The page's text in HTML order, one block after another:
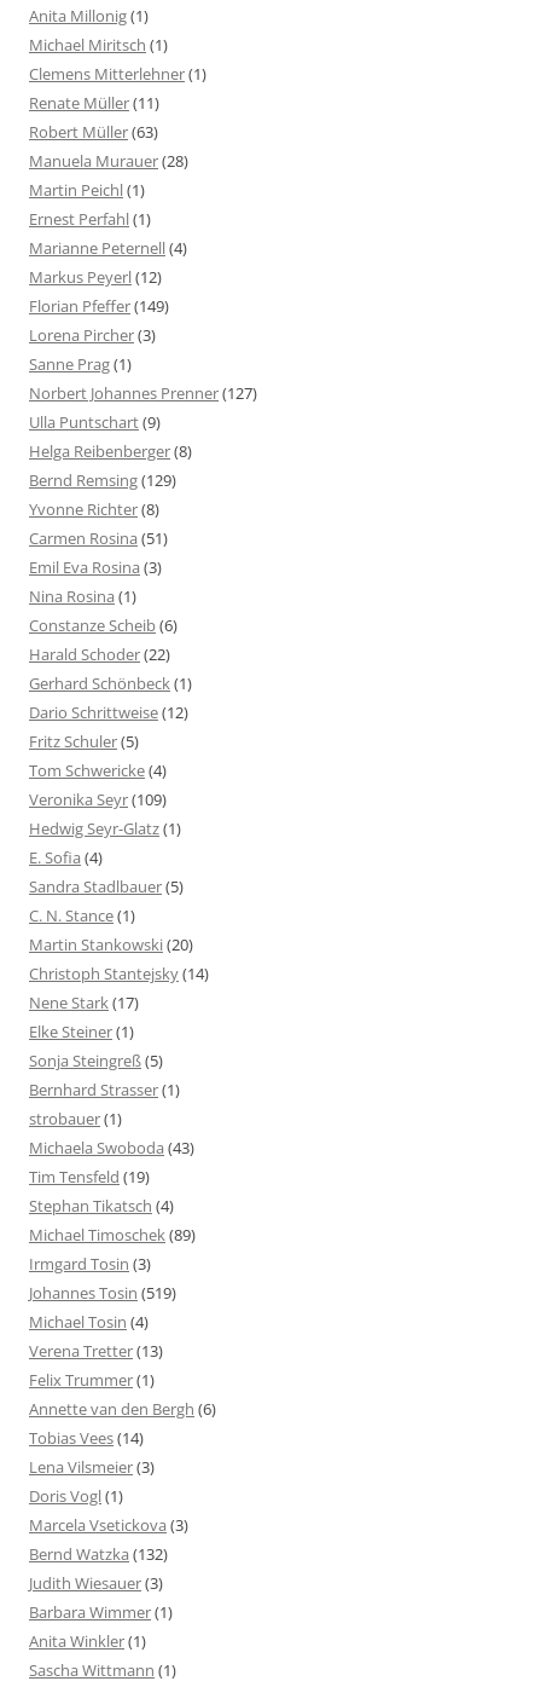
Anita Millonig(1)
Michael Miritsch (1)
Clemens Mitterlehner(1)
Renate Müller(11)
Robert Müller(63)
Manuela Murauer(28)
Martin Peichl(1)
Ernest Perfahl(1)
Marianne Peternell(4)
Markus Peyerl(12)
Florian Pfeffer(149)
Lorena Pircher(3)
Sanne Prag(1)
Norbert Johannes Prenner(127)
Ulla Puntschart(9)
Helga Reibenberger(8)
Bernd Remsing(129)
Yvonne Richter(8)
Carmen Rosina (51)
Emil Eva Rosina (3)
Nina Rosina (1)
Constanze Scheib(6)
Harald Schoder(22)
Gerhard Schönbeck(1)
Dario Schrittweise(12)
Fritz Schuler(5)
Tom Schwericke(4)
Veronika Seyr(109)
Hedwig Seyr-Glatz(1)
E. Sofia (4)
Sandra Stadlbauer(5)
C. N. Stance(1)
Martin Stankowski(20)
Christoph Stantejsky(14)
Nene Stark(17)
Elke Steiner(1)
Sonja Steingreß(5)
Bernhard Strasser(1)
strobauer(1)
Michaela Swoboda (43)
Tim Tensfeld (19)
Stephan Tikatsch (4)
Michael Timoschek(89)
Irmgard Tosin (3)
Johannes Tosin (519)
Michael Tosin (4)
Verena Tretter(13)
Felix Trummer(1)
Annette van den Bergh (6)
Tobias Vees(14)
Lena Vilsmeier(3)
Doris Vogl(1)
Marcela Vsetickova (3)
Bernd Watzka (132)
Judith Wiesauer(3)
Barbara Wimmer(1)
Anita Winkler(1)
Sascha Wittmann (1)